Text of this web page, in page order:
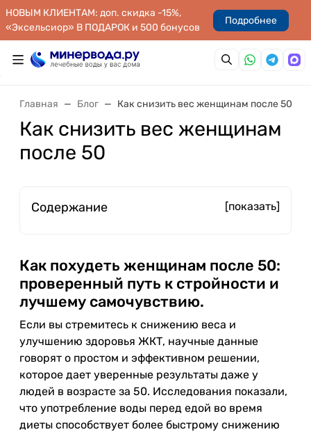
НОВЫМ КЛИЕНТАМ: доп. скидка -15%,
«Эксельсиор» В ПОДАРОК и 500 бонусов
Подробнее
Главная Блог Как снизить вес женщинам после 50
Как снизить вес женщинам
после 50
Содержание [показать]
Как похудеть женщинам после 50:
проверенный путь к стройности и
лучшему самочувствию.
Если вы стремитесь к снижению веса и
улучшению здоровья ЖКТ, научные данные
говорят о простом и эффективном решении,
которое дает уверенные результаты даже у
людей в возрасте за 50. Исследования показали,
что употребление воды перед едой во время
диеты способствует более быстрому снижению